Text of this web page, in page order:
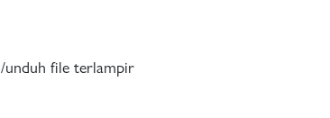
unduh file terlampir